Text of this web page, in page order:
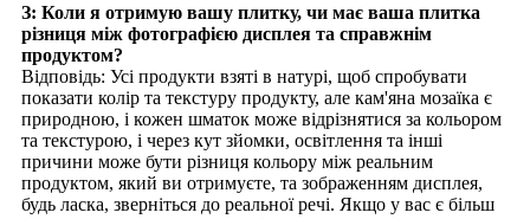
З: Коли я отримую вашу плитку, чи має ваша плитка
різниця між фотографією дисплея та справжнім
продуктом?
Відповідь: Усі продукти взяті в натурі, щоб спробувати
показати колір та текстуру продукту, але кам'яна мозаїка є
природною, і кожен шматок може відрізнятися за кольором
та текстурою, і через кут зйомки, освітлення та інші
причини може бути різниця кольору між реальним
продуктом, який ви отримуєте, та зображенням дисплея,
будь ласка, зверніться до реальної речі. Якщо у вас є більш